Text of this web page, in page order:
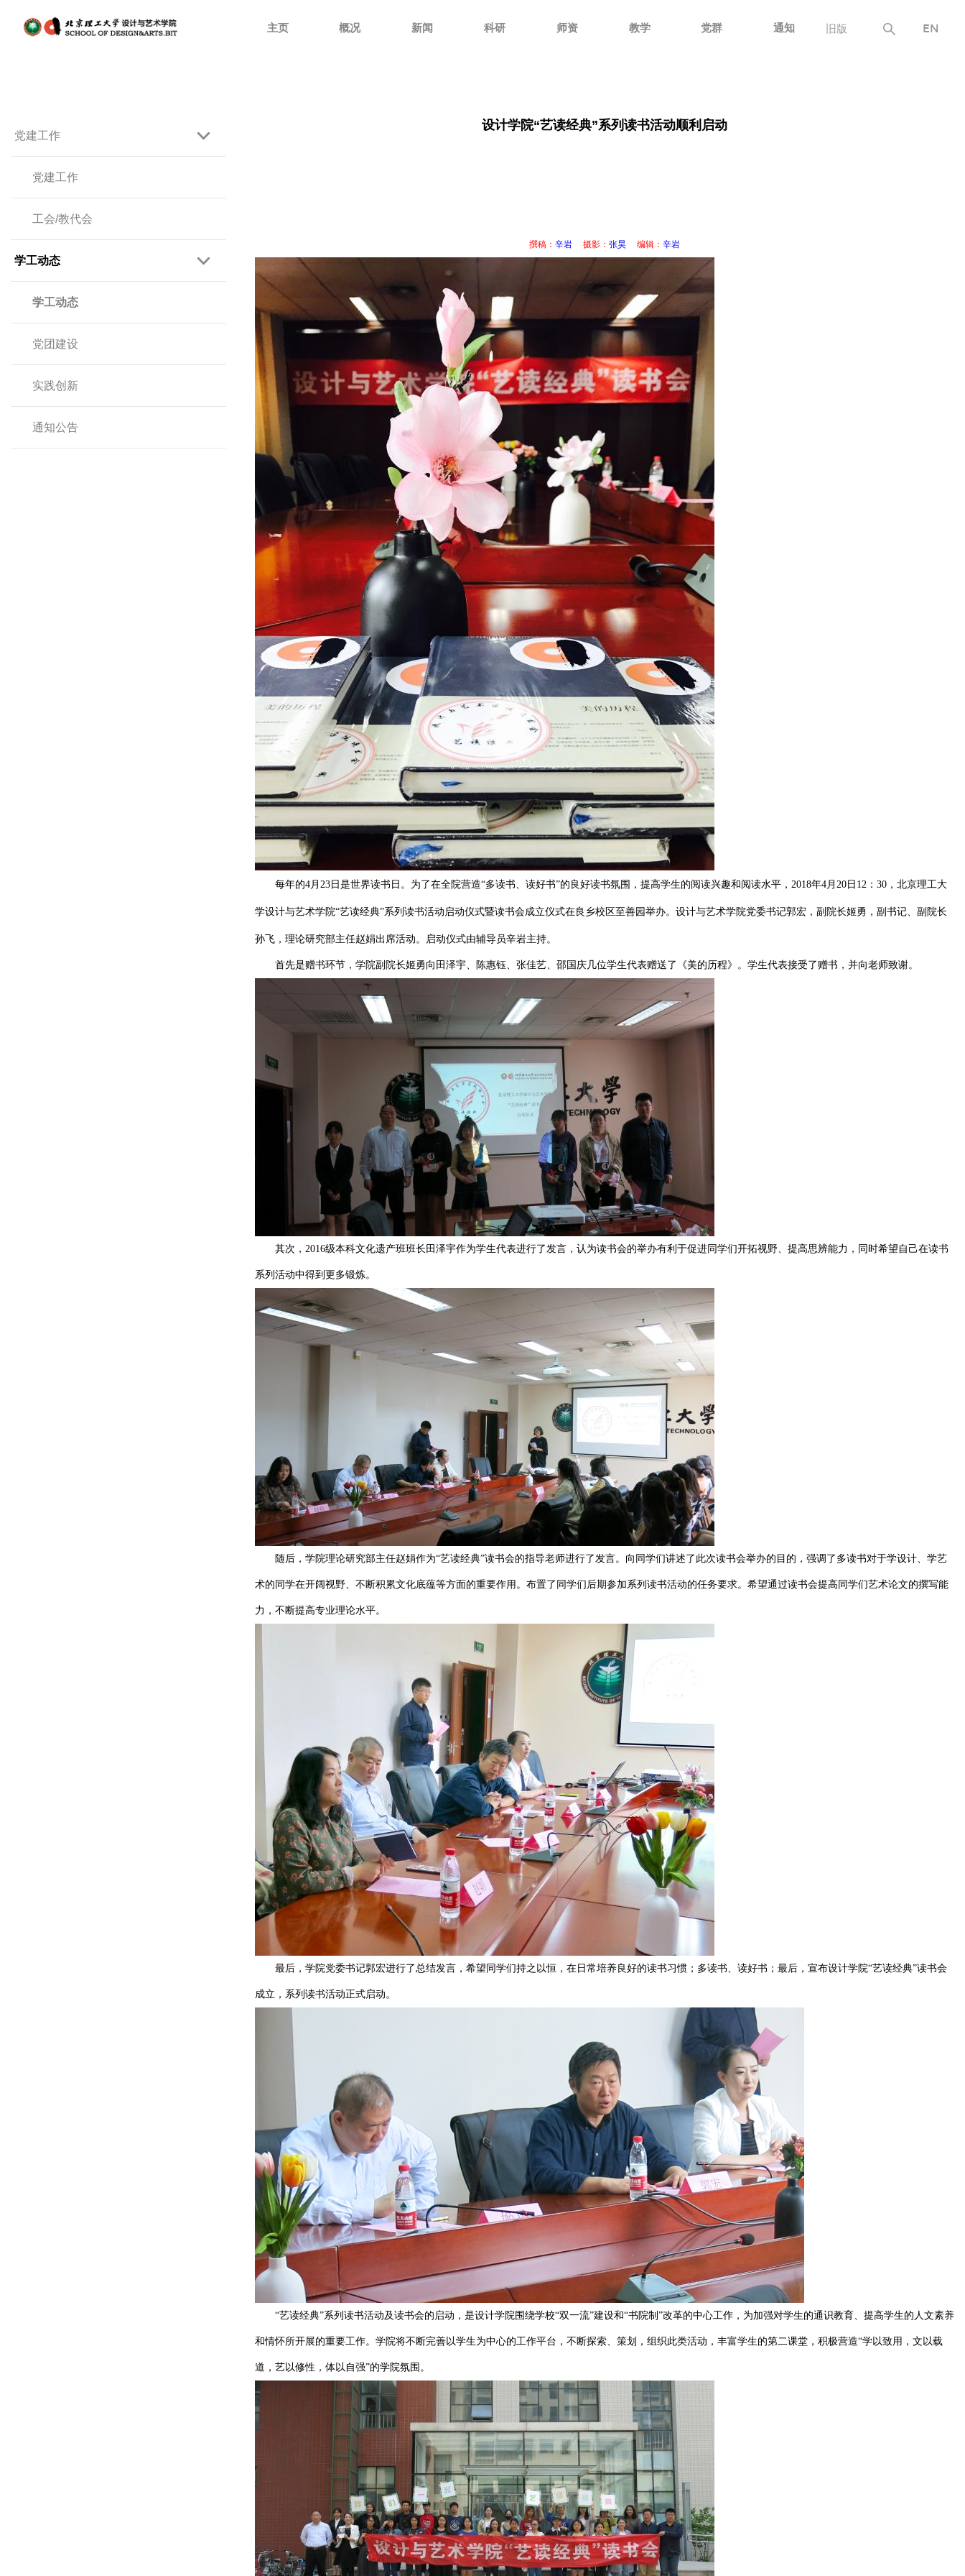
主页 概况 新闻 科研 师资 教学 党群 通知 旧版 EN
党建工作
党建工作
工会/教代会
学工动态
学工动态
党团建设
实践创新
通知公告
设计学院“艺读经典”系列读书活动顺利启动
撰稿： 辛岩 摄影： 张昊 编辑： 辛岩
每年的4月23日是世界读书日。为了在全院营造“多读书、读好书”的良好读书氛围，提高学生的阅读兴趣和阅读水平，2018年4月20日12：30，北京理工大
学设计与艺术学院“艺读经典”系列读书活动启动仪式暨读书会成立仪式在良乡校区至善园举办。设计与艺术学院党委书记郭宏，副院长姬勇，副书记、副院长
孙飞，理论研究部主任赵娟出席活动。启动仪式由辅导员辛岩主持。
首先是赠书环节，学院副院长姬勇向田泽宇、陈惠钰、张佳艺、邵国庆几位学生代表赠送了《美的历程》。学生代表接受了赠书，并向老师致谢。
其次，2016级本科文化遗产班班长田泽宇作为学生代表进行了发言，认为读书会的举办有利于促进同学们开拓视野、提高思辨能力，同时希望自己在读书
系列活动中得到更多锻炼。
随后，学院理论研究部主任赵娟作为“艺读经典”读书会的指导老师进行了发言。向同学们讲述了此次读书会举办的目的，强调了多读书对于学设计、学艺
术的同学在开阔视野、不断积累文化底蕴等方面的重要作用。布置了同学们后期参加系列读书活动的任务要求。希望通过读书会提高同学们艺术论文的撰写能
力，不断提高专业理论水平。
最后，学院党委书记郭宏进行了总结发言，希望同学们持之以恒，在日常培养良好的读书习惯；多读书、读好书；最后，宣布设计学院“艺读经典”读书会
成立，系列读书活动正式启动。
“艺读经典”系列读书活动及读书会的启动，是设计学院围绕学校“双一流”建设和“书院制”改革的中心工作，为加强对学生的通识教育、提高学生的人文素养
和情怀所开展的重要工作。学院将不断完善以学生为中心的工作平台，不断探索、策划，组织此类活动，丰富学生的第二课堂，积极营造“学以致用，文以载
道，艺以修性，体以自强”的学院氛围。